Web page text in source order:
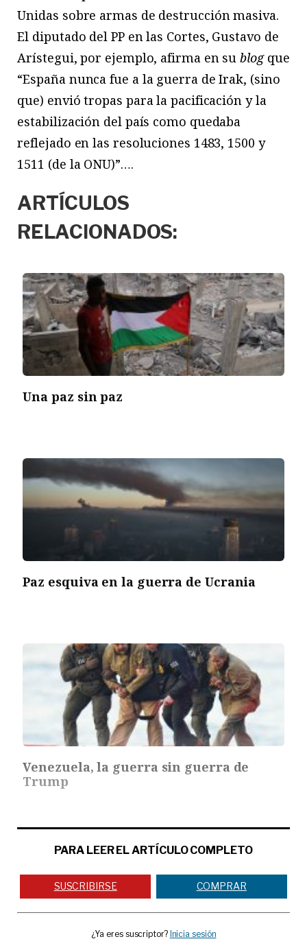
Unidas sobre armas de destrucción masiva.
El diputado del PP en las Cortes, Gustavo de
Arístegui, por ejemplo, afirma en sublog que
“España nunca fue a la guerra de Irak, (sino
que) envió tropas para la pacificación y la
estabilización del país como quedaba
reflejado en las resoluciones 1483, 1500 y
1511 (de la ONU)”….
ARTÍCULOS
RELACIONADOS:
Una paz sin paz
Paz esquiva en la guerra de Ucrania
Venezuela, la guerra sin guerra de
Trump
PARA LEER EL ARTÍCULO COMPLETO
SUSCRIBIRSE COMPRAR
¿Ya eres suscriptor? Inicia sesión